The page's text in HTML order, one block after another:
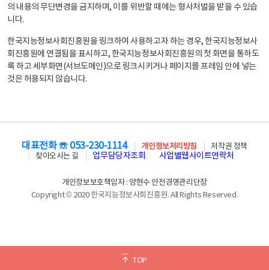
의 내용의 무단변경을 금지하며, 이를 위반할 때에는 형사처벌을 받을 수 있습
니다.
한국지능정보사회진흥원을 링크하여 사용하고자 하는 경우, 한국지능정보사
회진흥원에 연결됨을 표시하고, 한국지능정보사회진흥원의 첫 화면을 통하도
록 하고 세부화면(서브도메인)으로 링크시키거나 페이지를 프레임 안에 넣는
것은 허용되지 않습니다.
TOP
대표전화 ☏ 053-230-1114 개인정보처리방침
저작권 정책
찾아오시는 길
업무담당자조회 사업별웹사이트연락처
개인정보보호책임자 : 양현수 안전경영관리단장
Copyright © 2020 한국지능정보사회진흥원. All Rights Reserved.